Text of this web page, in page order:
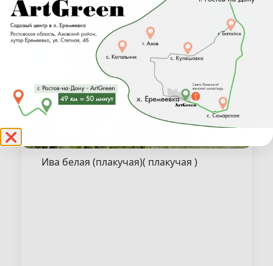
❌
Ива белая (плакучая)( плакучая )